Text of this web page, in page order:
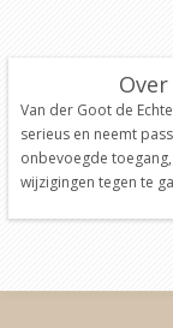
Van der Goot de
serieus en neemt
onbevoegde
wijzigingen tegen te